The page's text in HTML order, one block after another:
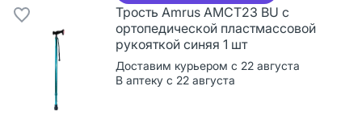
Трость Amrus AMCT23 BU с
ортопедической пластмассовой
рукояткой синяя 1 шт
Доставим курьером с 22 августа
В аптеку с 22 августа